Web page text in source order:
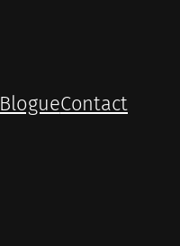
BlogueContact